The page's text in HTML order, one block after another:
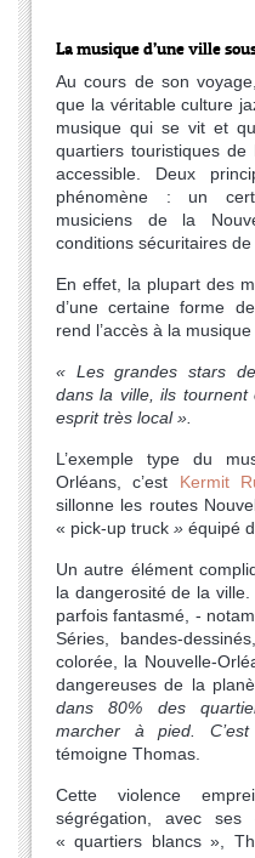
La musique d’une ville
Au cours de son
que la véritable culture
musique qui se vit et
quartiers touristiques
accessible. Deux
phénomène : un
musiciens de la
conditions sécuritaires de
En effet, la plupart des
d’une certaine forme
rend l’accès à la
« Les grandes stars
dans la ville, ils tournent
esprit très local ».
L’exemple type du
Orléans, c’est Kermit
sillonne les routes
« pick-up truck » équipé
Un autre élément
la dangerosité de la ville.
parfois fantasmé, -
Séries, bandes-
colorée, la Nouvelle-
dangereuses de la
dans 80% des
marcher à pied.
témoigne Thomas.
Cette violence
ségrégation, avec
« quartiers blancs »,